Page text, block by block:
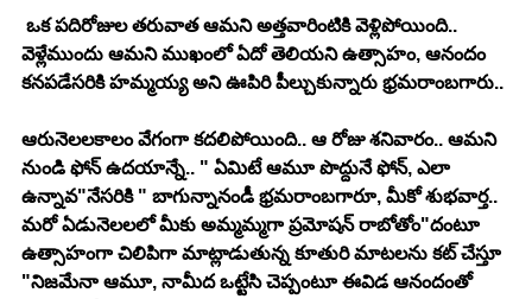
వెళ్లేముందు ఆమని ముఖంలో ఏదో తెలియని ఉత్సాహం, ఆనందం
కనపడేసరికి హమ్మయ్య అని ఊపిరి పీల్చుకున్నారు భ్రమరాంబగారు..
ఆరునెలలకాలం వేగంగా కదలిపోయింది.. ఆ రోజు శనివారం.. ఆమని
నుండి ఫోన్ ఉదయాన్నే.. " ఏమిటే ఆమూ పొద్దునే ఫోన్, ఎలా
ఉన్నావ"నేసరికి " బాగున్నానండీ భ్రమరాంబగారూ, మీకో శుభవార్త..
మరో ఏడునెలలలో మీకు అమ్మమ్మగా ప్రమోషన్ రాబోతోం"దంటూ
ఉత్సాహంగా చిలిపిగా మాట్లాడుతున్న కూతురి మాటలను కట్ చేస్తూ
"నిజమేనా ఆమూ, నామీద ఒట్టేసి చెప్పంటూ ఈవిడ ఆనందంతో